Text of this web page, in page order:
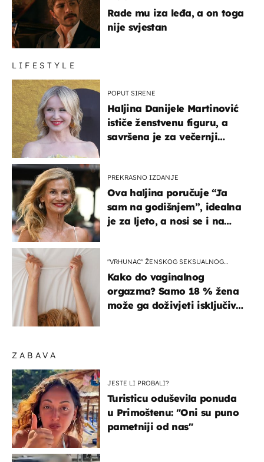
ZABAVA
JESTE LI PROBALI?
Turisticu oduševila ponuda
u Primoštenu: "Oni su puno
pametniji od nas"
Rade mu iza leđa, a on toga
nije svjestan
LIFESTYLE
POPUT SIRENE
Haljina Danijele Martinović
ističe ženstvenu figuru, a
savršena je za večernji
PREKRASNO IZDANJE
Ova haljina poručuje “Ja
sam na godišnjem”, idealna
je za ljeto, a nosi se i na
"VRHUNAC" ŽENSKOG SEKSUALNOG
Kako do vaginalnog
orgazma? Samo 18 % žena
može ga doživjeti isključivo